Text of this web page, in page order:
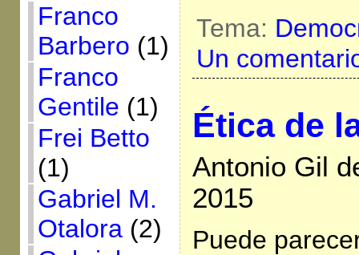
Franco
Barbero (1)
Franco
Gentile (1)
Frei Betto
(1)
Gabriel M.
Otalora(2)
Tema:
Un
Ética de
Antonio Gil
2015
Puede